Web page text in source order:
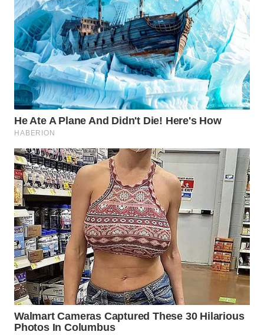
SUBANG
WN
SUKABUMI
WN
PURWAKARTA
WN
PRIANGAN
TIMUR
WN
SEMARANG
WN
SOLO
WN
BOROBUDUR
MADURA